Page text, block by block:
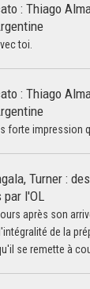
: Thiago
toi.
: Thiago
forte impression
Turner :
par l'OL
après son
de la
se remette à